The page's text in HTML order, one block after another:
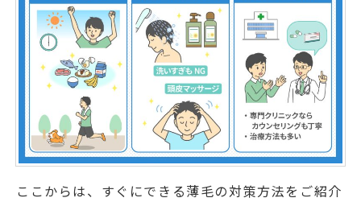
ここからは、すぐにできる薄毛の対策方法をご紹介